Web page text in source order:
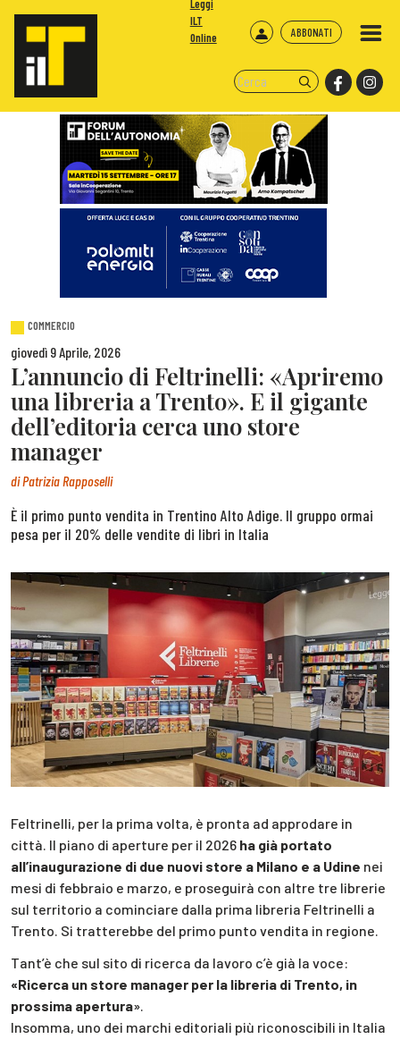
ABBONATI
Leggi
ILT
Online
COMMERCIO
giovedì 9 Aprile, 2026
L’annuncio di Feltrinelli: «Apriremo
una libreria a Trento». E il gigante
dell’editoria cerca uno store
manager
diPatrizia Rapposelli
È il primo punto vendita in Trentino Alto Adige. Il gruppo ormai
pesa per il 20% delle vendite di libri in Italia
Feltrinelli, per la prima volta, è pronta ad approdare in
città. Il piano di aperture per il 2026 ha già portato
all’inaugurazione di due nuovi store a Milano e a Udine nei
mesi di febbraio e marzo, e proseguirà con altre tre librerie
sul territorio a cominciare dalla prima libreria Feltrinelli a
Trento. Si tratterebbe del primo punto vendita in regione.
Tant’è che sul sito di ricerca da lavoro c’è già la voce:
«Ricerca un store manager per la libreria di Trento, in
prossima apertura».
Insomma, uno dei marchi editoriali più riconoscibili in Italia